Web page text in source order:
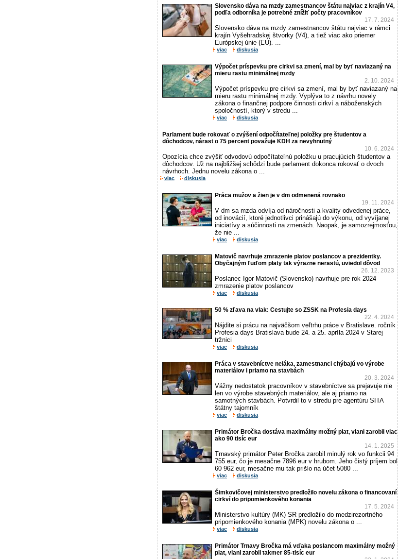
Slovensko dáva na mzdy zamestnancov štátu najviac z krajín V4,
podľa odborníka je potrebné znížiť počty pracovníkov
17. 7. 2024
Slovensko dáva na mzdy zamestnancov štátu najviac v rámci
krajín Vyšehradskej štvorky (V4), a tiež viac ako priemer
Európskej únie (EÚ). ...
viac diskusia
Výpočet príspevku pre cirkvi sa zmení, mal by byť naviazaný na
mieru rastu minimálnej mzdy
2. 10. 2024
Výpočet príspevku pre cirkvi sa zmení, mal by byť naviazaný na
mieru rastu minimálnej mzdy. Vyplýva to z návrhu novely
zákona o finančnej podpore činnosti cirkví a náboženských
spoločností, ktorý v stredu ...
viac diskusia
Parlament bude rokovať o zvýšení odpočítateľnej položky pre študentov a
dôchodcov, nárast o 75 percent považuje KDH za nevyhnutný
10. 6. 2024
Opozícia chce zvýšiť odvodovú odpočítateľnú položku u pracujúcich študentov a
dôchodcov. Už na najbližšej schôdzi bude parlament dokonca rokovať o dvoch
návrhoch. Jednu novelu zákona o ...
viac diskusia
Práca mužov a žien je v dm odmenená rovnako
19. 11. 2024
V dm sa mzda odvíja od náročnosti a kvality odvedenej práce,
od inovácií, ktoré jednotlivci prinášajú do výkonu, od vyvíjanej
iniciatívy a súčinnosti na zmenách. Naopak, je samozrejmosťou,
že nie ...
viac diskusia
Matovič navrhuje zmrazenie platov poslancov a prezidentky.
Obyčajným ľuďom platy tak výrazne nerastú, uviedol dôvod
26. 12. 2023
Poslanec Igor Matovič (Slovensko) navrhuje pre rok 2024
zmrazenie platov poslancov
viac diskusia
50 % zľava na vlak: Cestujte so ZSSK na Profesia days
22. 4. 2024
Nájdite si prácu na najväčšom veľtrhu práce v Bratislave. ročník
Profesia days Bratislava bude 24. a 25. apríla 2024 v Starej
tržnici
viac diskusia
Práca v stavebníctve neláka, zamestnanci chýbajú vo výrobe
materiálov i priamo na stavbách
20. 3. 2024
Vážny nedostatok pracovníkov v stavebníctve sa prejavuje nie
len vo výrobe stavebných materiálov, ale aj priamo na
samotných stavbách. Potvrdil to v stredu pre agentúru SITA
štátny tajomník
viac diskusia
Primátor Bročka dostáva maximálny možný plat, vlani zarobil viac
ako 90 tisíc eur
14. 1. 2025
Trnavský primátor Peter Bročka zarobil minulý rok vo funkcii 94
755 eur, čo je mesačne 7896 eur v hrubom. Jeho čistý príjem bol
60 962 eur, mesačne mu tak prišlo na účet 5080 ...
viac diskusia
Šimkovičovej ministerstvo predložilo novelu zákona o financovaní
cirkví do pripomienkového konania
17. 5. 2024
Ministerstvo kultúry (MK) SR predložilo do medzirezortného
pripomienkového konania (MPK) novelu zákona o ...
viac diskusia
Primátor Trnavy Bročka má vďaka poslancom maximálny možný
plat, vlani zarobil takmer 85-tisíc eur